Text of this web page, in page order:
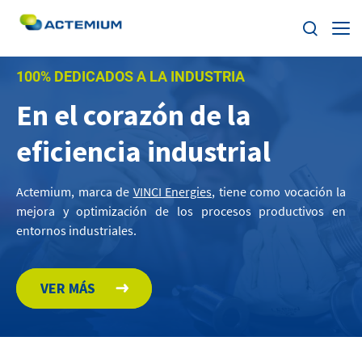
Sobre Actemium
Soluciones
Nuestra Red
ESG
Trabaja con nosotros
Buscar:
100% DEDICADOS A LA INDUSTRIA
En el corazón de la
eficiencia industrial
Actemium, marca de VINCI Energies, tiene como vocación la
mejora y optimización de los procesos productivos en
entornos industriales.
VER MÁS